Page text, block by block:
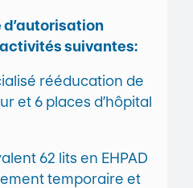
d’autorisation
suivantes:
rééducation de
et 6 places d’hôpital
62 lits en EHPAD
temporaire et